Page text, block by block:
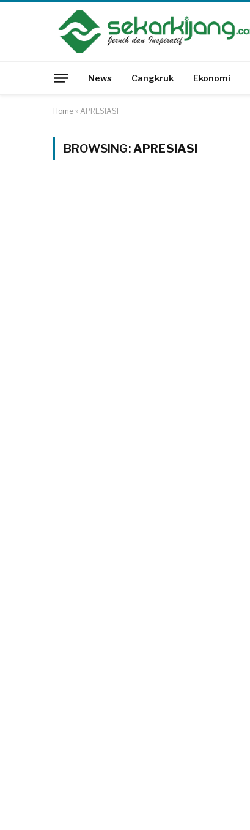
News Cangkruk Ekonomi
Home » APRESIASI
BROWSING:APRESIASI